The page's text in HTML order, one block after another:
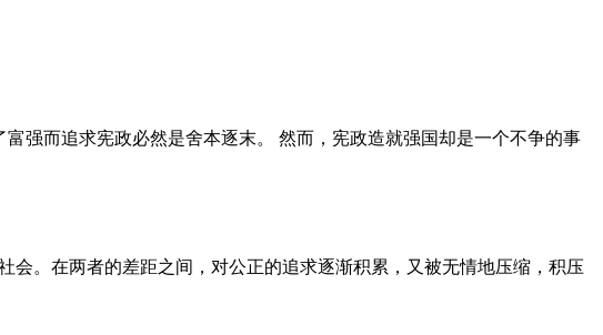
强而追求宪政必然是舍本逐末。 然而，宪政造就强国却是一个不争的事
。在两者的差距之间，对公正的追求逐渐积累，又被无情地压缩，积压